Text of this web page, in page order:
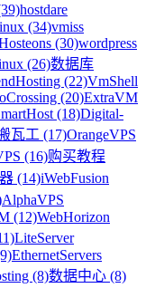
hostdare
(34)vmiss
(30)wordpress
(26)数据库
(22)VmShell
(20)ExtraVM
(18)Digital-
瓦工 (17)OrangeVPS
(16)购买教程
(14)iWebFusion
AlphaVPS
(12)WebHorizon
LiteServer
EthernetServers
(8)数据中心 (8)